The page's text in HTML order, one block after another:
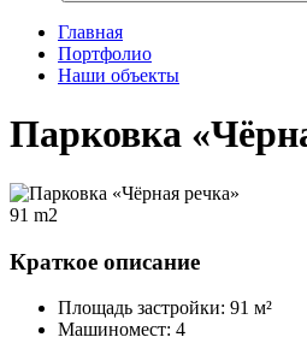
Главная
Портфолио
Наши объекты
Парковка
91 m2
Краткое описание
Площадь застройки: 91 м²
Машиномест: 4